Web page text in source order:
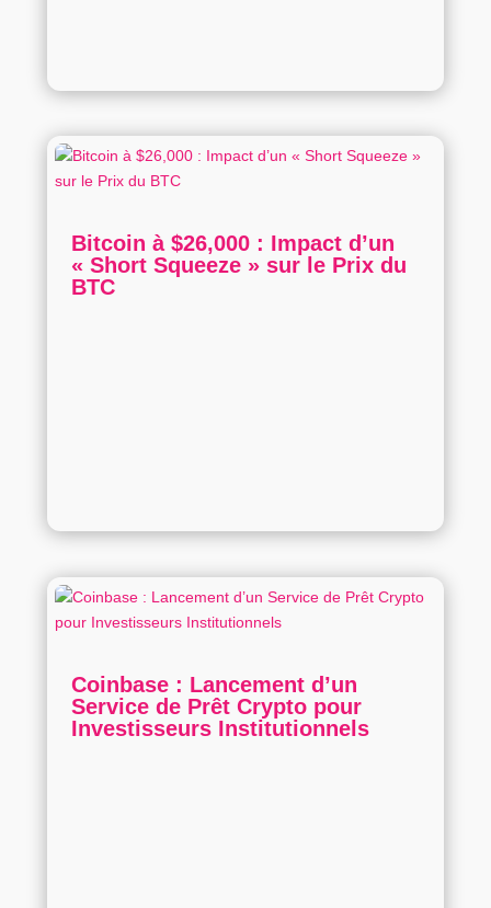
Bitcoin à $26,000 : Impact d’un
« Short Squeeze » sur le Prix du
BTC
Coinbase : Lancement d’un
Service de Prêt Crypto pour
Investisseurs Institutionnels